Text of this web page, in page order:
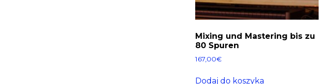
Mixing und Mastering bis zu
80 Spuren
167,00€
Dodaj do koszyka